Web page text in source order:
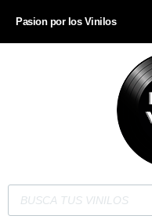
Pasion por los Vinilos